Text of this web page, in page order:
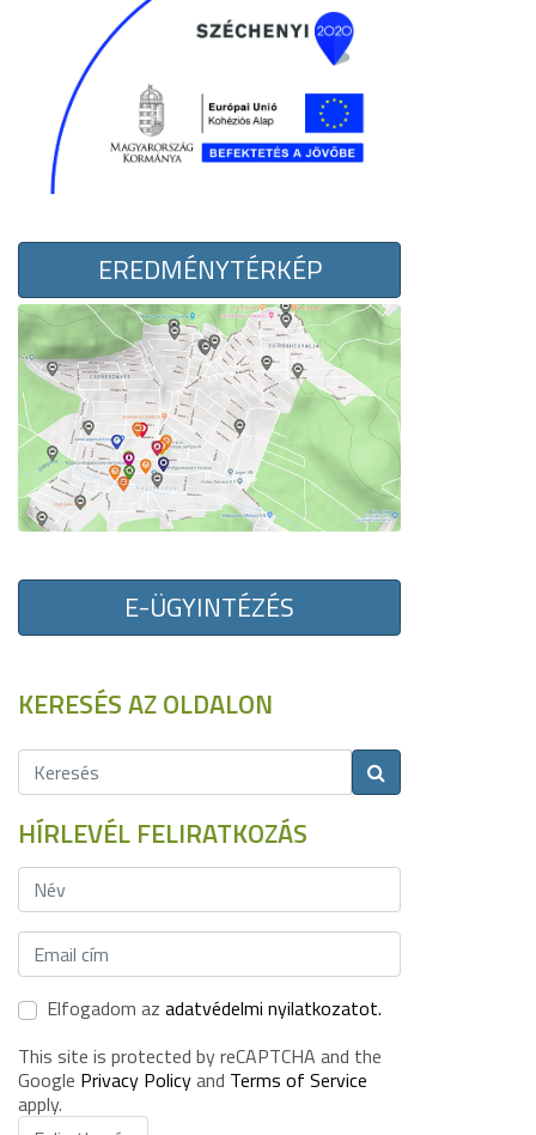
EREDMÉNYTÉRKÉP
E-ÜGYINTÉZÉS
KERESÉS AZ OLDALON
HÍRLEVÉL FELIRATKOZÁS
Elfogadom az adatvédelmi nyilatkozatot.
This site is protected by reCAPTCHA and the
Google Privacy Policyand Terms of Service
apply.